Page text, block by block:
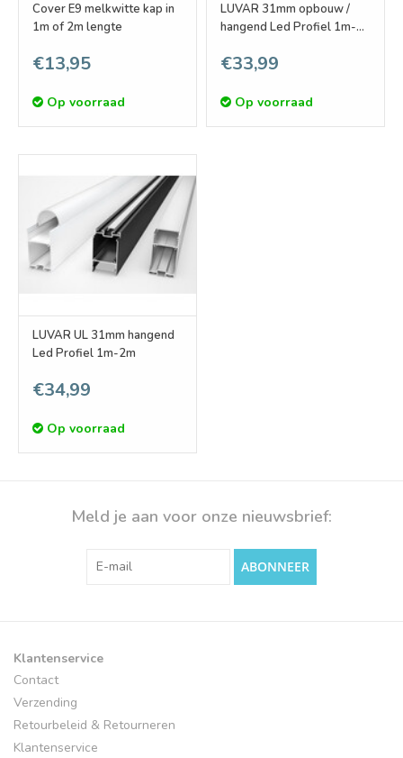
Cover E9 melkwitte kap in
1m of 2m lengte
€13,95
Op voorraad
LUVAR 31mm opbouw /
hangend Led Profiel 1m-
€33,99
Op voorraad
LUVAR UL 31mm hangend
Led Profiel 1m-2m
€34,99
Op voorraad
Meld je aan voor onze nieuwsbrief:
ABONNEER
Klantenservice
Contact
Verzending
Retourbeleid & Retourneren
Klantenservice